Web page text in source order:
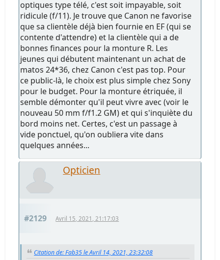
optiques type télé, c'est soit impayable, soit
ridicule (f/11). Je trouve que Canon ne favorise
que sa clientèle déjà bien fournie en EF (qui se
contente d'attendre) et la clientèle qui a de
bonnes finances pour la monture R. Les
jeunes qui débutent maintenant un achat de
matos 24*36, chez Canon c'est pas top. Pour
ce public-là, le choix est plus simple chez Sony
pour le budget. Pour la monture étriquée, il
semble démonter qu'il peut vivre avec (voir le
nouveau 50 mm f/f1.2 GM) et qui s'inquiète du
bord moins net. Certes, c'est un passage à
vide ponctuel, qu'on oubliera vite dans
quelques années...
Opticien
#2129 Avril 15, 2021, 21:17:03
Citation de: Fab35 le Avril 14, 2021, 23:32:08